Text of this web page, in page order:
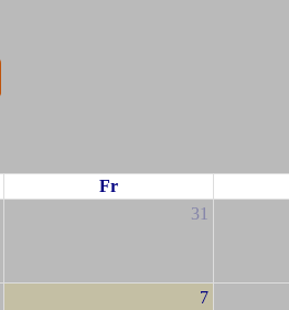
Fr
31
7